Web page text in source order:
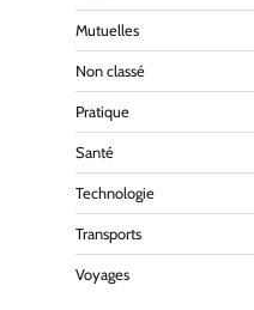
Mutuelles
Non classé
Pratique
Santé
Technologie
Transports
Voyages